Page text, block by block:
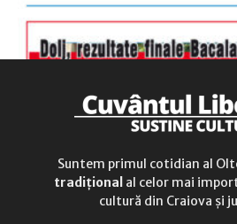
Suntem primul cotidian al
tradițional al celor mai
cultură din Craiova și